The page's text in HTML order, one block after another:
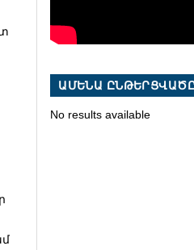
ԱՄԵՆԱ
No results available